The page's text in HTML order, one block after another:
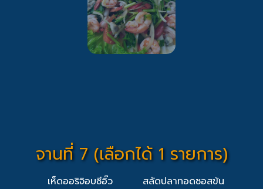
จานที่ 7 (เลือกได้ 1 รายการ)
เห็ดออริจิอบซีอิ๊ว สลัดปลาทอดซอสข้น